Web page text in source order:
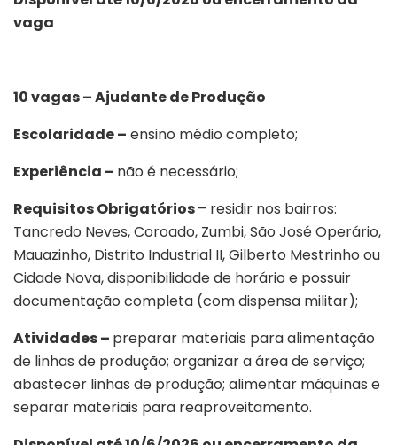
vaga
10 vagas – Ajudante de Produção
Escolaridade – ensino médio completo;
Experiência – não é necessário;
Requisitos Obrigatórios– residir nos bairros:
Tancredo Neves, Coroado, Zumbi, São José Operário,
Mauazinho, Distrito Industrial II, Gilberto Mestrinho ou
Cidade Nova, disponibilidade de horário e possuir
documentação completa (com dispensa militar);
Atividades – preparar materiais para alimentação
de linhas de produção; organizar a área de serviço;
abastecer linhas de produção; alimentar máquinas e
separar materiais para reaproveitamento.